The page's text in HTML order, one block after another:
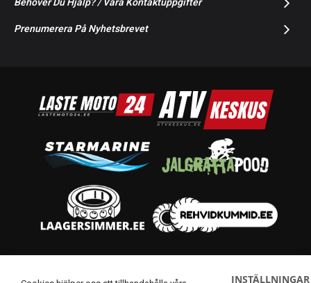
Prenumerera På Nyhetsbrevet
INSTÄLLNINGAR